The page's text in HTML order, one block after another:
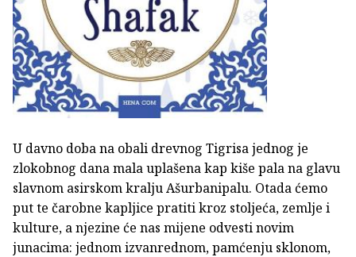
U davno doba na obali drevnog Tigrisa jednog je
zlokobnog dana mala uplašena kap kiše pala na glavu
slavnom asirskom kralju Ašurbanipalu. Otada ćemo
put te čarobne kapljice pratiti kroz stoljeća, zemlje i
kulture, a njezine će nas mijene odvesti novim
junacima: jednom izvanrednom, pamćenju sklonom,